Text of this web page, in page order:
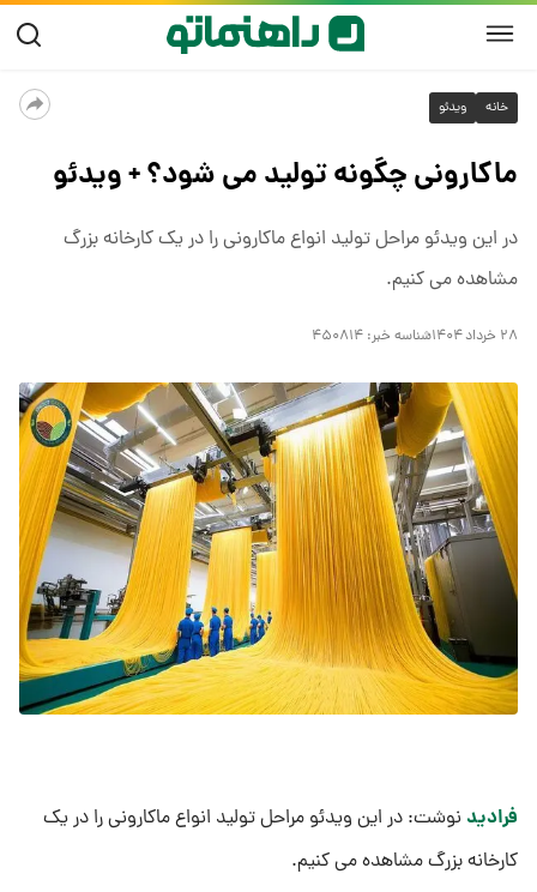
خانه ویدئو
ماکارونی چگونه تولید می شود؟ + ویدئو
در این ویدئو مراحل تولید انواع ماکارونی را در یک کارخانه بزرگ
مشاهده می کنیم.
۲۸ خرداد ۱۴۰۴ شناسه خبر: ۴۵۰۸۱۴
فرادید نوشت: در این ویدئو مراحل تولید انواع ماکارونی را در یک
کارخانه بزرگ مشاهده می کنیم.